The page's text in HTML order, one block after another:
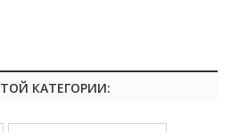
КАТЕГОРИИ: